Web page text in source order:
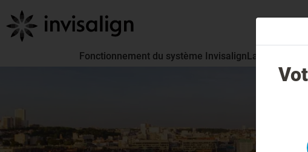
Fonctionnement du système InvisalignLa